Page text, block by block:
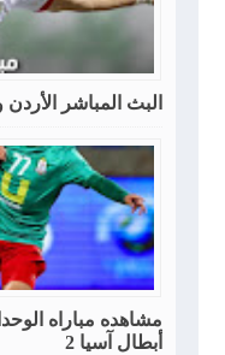
البث المباشر الأردن
مشاهده مباراه
أبطال آسيا 2